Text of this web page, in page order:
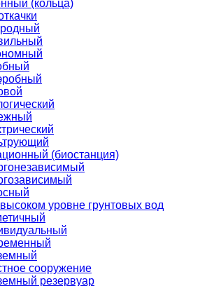
(кольца)
(биостанция)
уровне грунтовых вод
сооружение
резервуар